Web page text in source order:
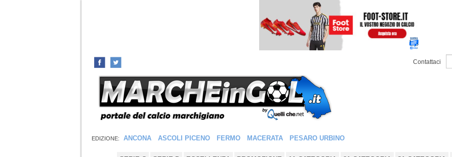
Contattaci
EDIZIONE: ANCONA ASCOLI PICENO FERMO MACERATA PESARO URBINO